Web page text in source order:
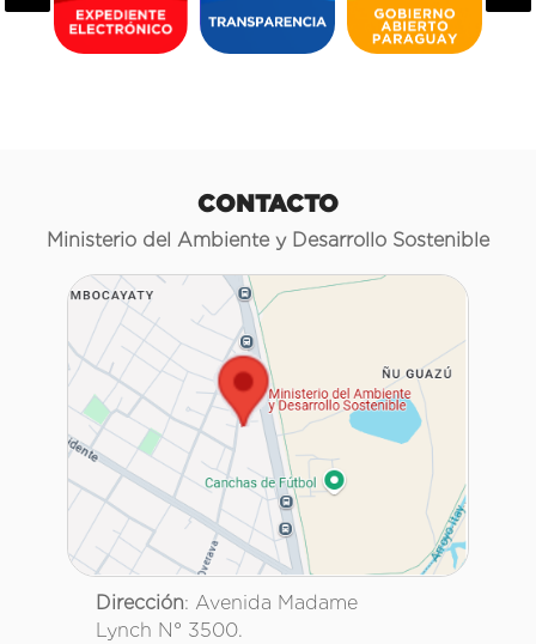
CONTACTO
Ministerio del Ambiente y Desarrollo Sostenible
Dirección: Avenida Madame
Lynch N° 3500.